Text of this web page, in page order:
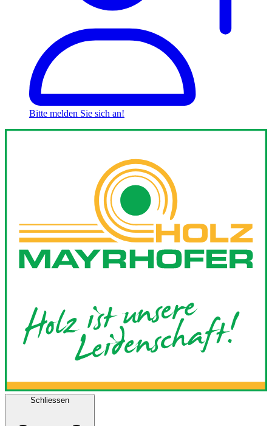
Bitte melden Sie sich an!
Schliessen